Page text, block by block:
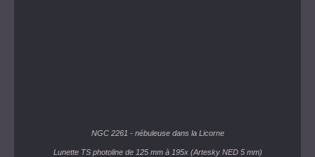
NGC 2261 - nébuleuse dans la Licorne
Lunette TS photoline de 125 mm à 195x (Artesky NED 5 mm)